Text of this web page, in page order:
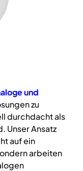
und
zu
durchdacht als
Unser Ansatz
auf ein
arbeiten